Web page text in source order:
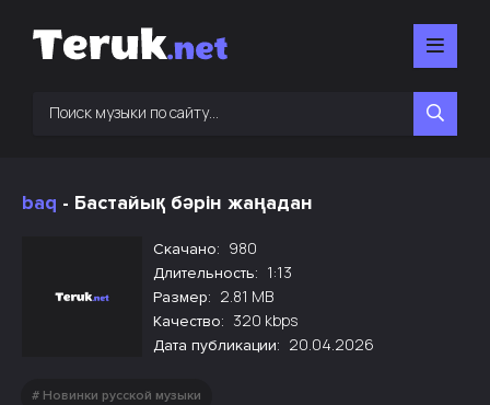
baq - Бастайық бәрін жаңадан
Скачано: 980
Длительность: 1:13
Размер: 2.81 MB
Качество: 320 kbps
Дата публикации: 20.04.2026
Новинки русской музыки